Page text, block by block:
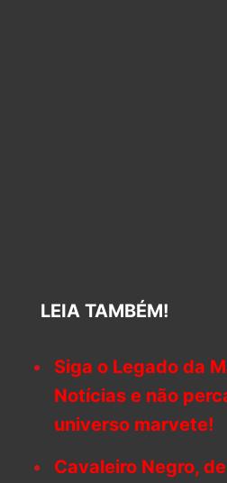
LEIA TAMBÉM!
Siga o Legado da
Notícias e não
universo marvete!
Cavaleiro Negro,